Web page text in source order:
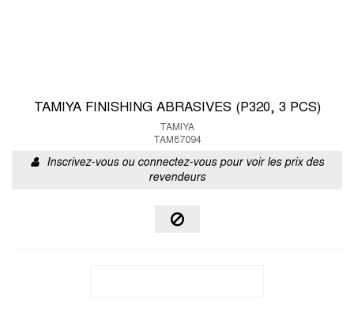
TAMIYA FINISHING ABRASIVES (P320, 3 PCS)
TAMIYA
TAM87094
Inscrivez-vous ou connectez-vous pour voir les prix des
revendeurs